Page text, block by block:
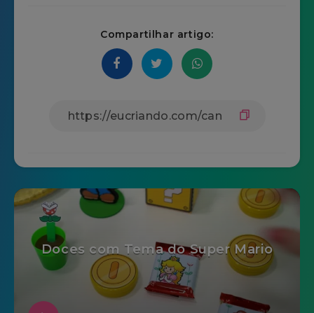
Compartilhar artigo:
Doces com Tema do Super Mario